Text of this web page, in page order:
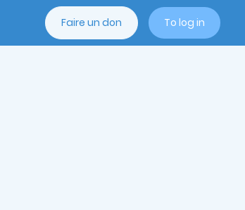
Faire un don To log in